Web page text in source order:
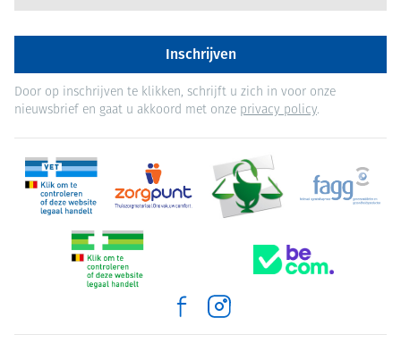
Inschrijven
Door op inschrijven te klikken, schrijft u zich in voor onze
nieuwsbrief en gaat u akkoord met onze privacy policy.